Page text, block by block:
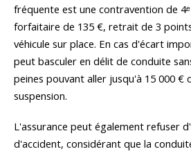
fréquente est une contravention de
forfaitaire de 135 €, retrait de 3
véhicule sur place. En cas d'écart
peut basculer en délit de conduite
peines pouvant aller jusqu'à 15 000 €
suspension.
L'assurance peut également refuser
d'accident, considérant que la